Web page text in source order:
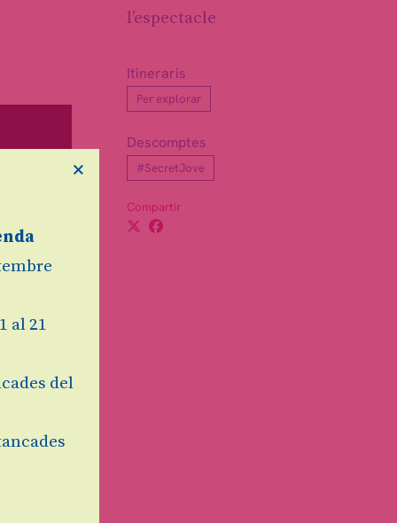
l’espectacle
Itineraris
Per explorar
Descomptes
#SecretJove
Compartir
al 21
del
×